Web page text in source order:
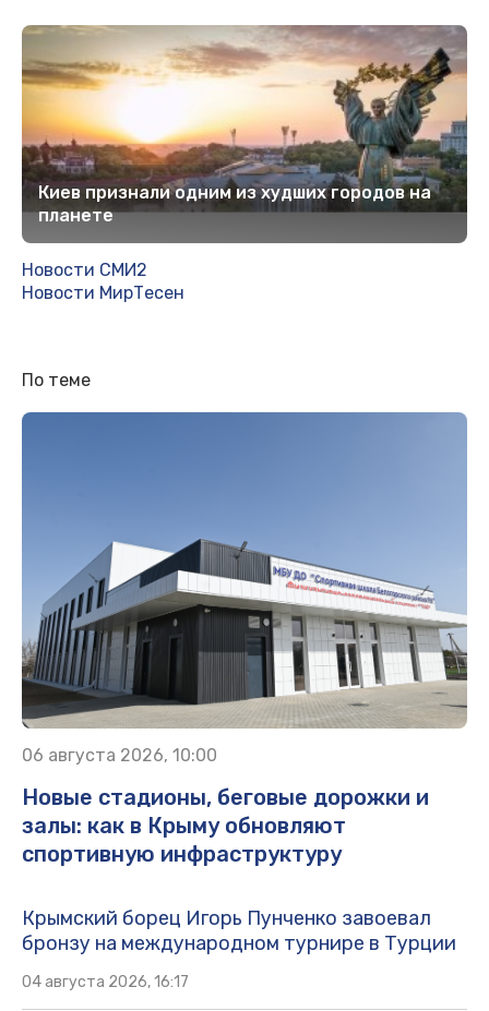
Киев признали одним из худших городов на
планете
Новости СМИ2
Новости МирТесен
По теме
06 августа 2026, 10:00
Новые стадионы, беговые дорожки и
залы: как в Крыму обновляют
спортивную инфраструктуру
Крымский борец Игорь Пунченко завоевал
бронзу на международном турнире в Турции
04 августа 2026, 16:17